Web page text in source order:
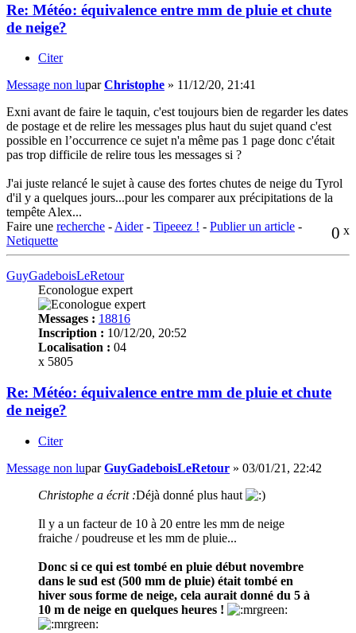
Re: Météo: équivalence entre mm de pluie et chute
de neige?
Citer
Message non luparChristophe » 11/12/20, 21:41
Exni avant de faire le taquin, c'est toujours bien de regarder les dates
de postage et de relire les messages plus haut du sujet quand c'est
possible en l’occurrence ce sujet n'a même pas 1 page donc c'était
pas trop difficile de relire tous les messages si ?
J'ai juste relancé le sujet à cause des fortes chutes de neige du Tyrol
d'il y a quelques jours...pour les comparer aux précipitations de la
tempête Alex...
0 x
Faire une recherche - Aider- Tipeeez ! - Publier un article -
Netiquette
GuyGadeboisLeRetour
Econologue expert
Messages : 18816
Inscription : 10/12/20, 20:52
Localisation : 04
x 5805
Re: Météo: équivalence entre mm de pluie et chute
de neige?
Citer
Message non luparGuyGadeboisLeRetour » 03/01/21, 22:42
Christophe a écrit :Déjà donné plus haut
Il y a un facteur de 10 à 20 entre les mm de neige
fraiche / poudreuse et les mm de pluie...
Donc si ce qui est tombé en pluie début novembre
dans le sud est (500 mm de pluie) était tombé en
hiver sous forme de neige, cela aurait donné du 5 à
10 m de neige en quelques heures !